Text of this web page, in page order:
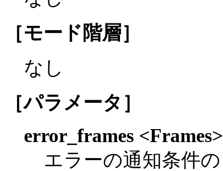
［モード階層］
なし
［パラメータ］
error_frames <Frames>
エラーの通知条件